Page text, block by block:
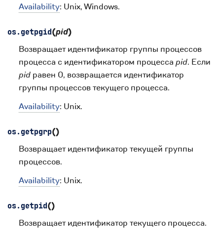
Availability: Unix, Windows.
os. getpgid(pid)
Возвращает идентификатор группы процессов
процесса с идентификатором процессаpid. Если
pid равен 0, возвращается идентификатор
группы процессов текущего процесса.
Availability: Unix.
os. getpgrp()
Возвращает идентификатор текущей группы
процессов.
Availability: Unix.
os. getpid ()
Возвращает идентификатор текущего процесса.